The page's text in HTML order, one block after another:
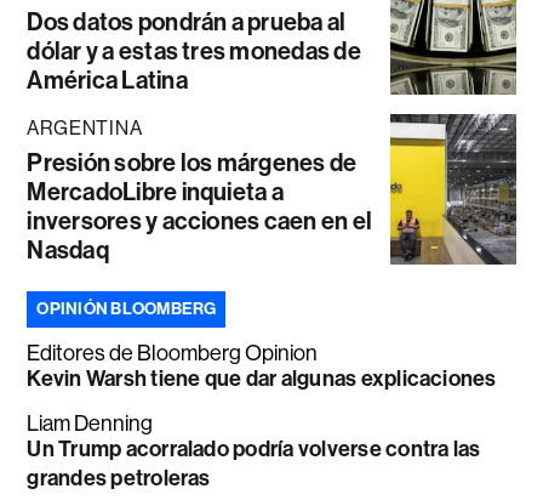
Dos datos pondrán a prueba al
dólar y a estas tres monedas de
América Latina
ARGENTINA
Presión sobre los márgenes de
MercadoLibre inquieta a
inversores y acciones caen en el
Nasdaq
OPINIÓN BLOOMBERG
Editores de Bloomberg Opinion
Kevin Warsh tiene que dar algunas explicaciones
Liam Denning
Un Trump acorralado podría volverse contra las
grandes petroleras